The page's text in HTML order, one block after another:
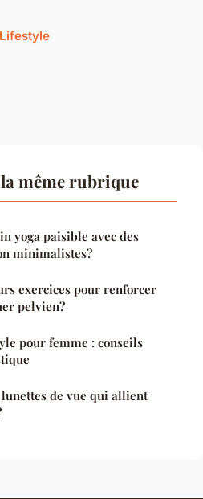
même rubrique
yoga paisible avec des
minimalistes?
exercices pour renforcer
pelvien?
pour femme : conseils
de vue qui allient